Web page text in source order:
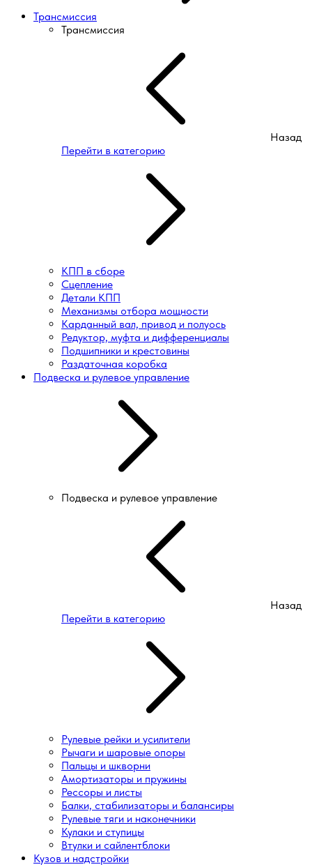
Трансмиссия
Трансмиссия
Назад
Перейти в категорию
КПП в сборе
Сцепление
Детали КПП
Механизмы отбора мощности
Карданный вал, привод и полуось
Редуктор, муфта и дифференциалы
Подшипники и крестовины
Раздаточная коробка
Подвеска и рулевое управление
Подвеска и рулевое управление
Назад
Перейти в категорию
Рулевые рейки и усилители
Рычаги и шаровые опоры
Пальцы и шкворни
Амортизаторы и пружины
Рессоры и листы
Балки, стабилизаторы и балансиры
Рулевые тяги и наконечники
Кулаки и ступицы
Втулки и сайлентблоки
Кузов и надстройки